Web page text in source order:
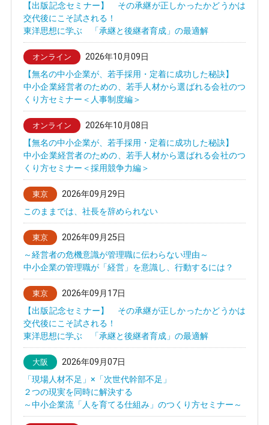
【出版記念セミナー】 その承継が正しかったかどうかは
交代後にこそ試される！
東洋思想に学ぶ 「承継と後継者育成」の最適解
オンライン
2026年10月09日
【無名の中小企業が、若手採用・定着に成功した秘訣】
中小企業経営者のための、若手人材から選ばれる会社のつ
くり方セミナー＜人事制度編＞
オンライン
2026年10月08日
【無名の中小企業が、若手採用・定着に成功した秘訣】
中小企業経営者のための、若手人材から選ばれる会社のつ
くり方セミナー＜採用競争力編＞
東京
2026年09月29日
このままでは、社長を辞められない
東京
2026年09月25日
～経営者の危機意識が管理職に伝わらない理由～
中小企業の管理職が「経営」を意識し、行動するには？
東京
2026年09月17日
【出版記念セミナー】 その承継が正しかったかどうかは
交代後にこそ試される！
東洋思想に学ぶ 「承継と後継者育成」の最適解
大阪
2026年09月07日
「現場人材不足」×「次世代幹部不足」
２つの現実を同時に解決する
～中小企業流「人を育てる仕組み」のつくり方セミナー～